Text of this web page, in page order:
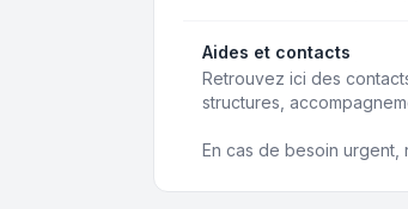
Aides et contacts
Retrouvez ici des
structures,
En cas de besoin urgent,